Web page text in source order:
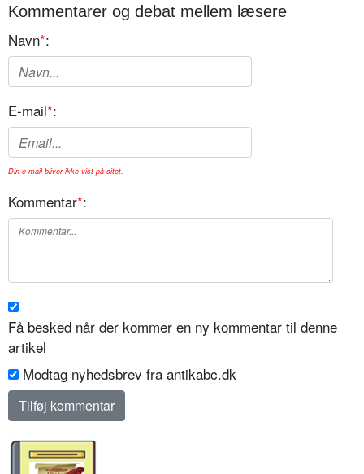
Kommentarer og debat mellem læsere
Navn*:
E-mail*:
Din e-mail bliver ikke vist på sitet.
Kommentar*:
Få besked når der kommer en ny kommentar til denne
artikel
Modtag nyhedsbrev fra antikabc.dk